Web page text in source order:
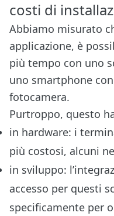
costi di
Abbiamo misurato
applicazione, è
più tempo con uno
uno smartphone
fotocamera.
Purtroppo, questo
in hardware: i
più costosi, alcuni
in sviluppo:
accesso per questi
specificamente per